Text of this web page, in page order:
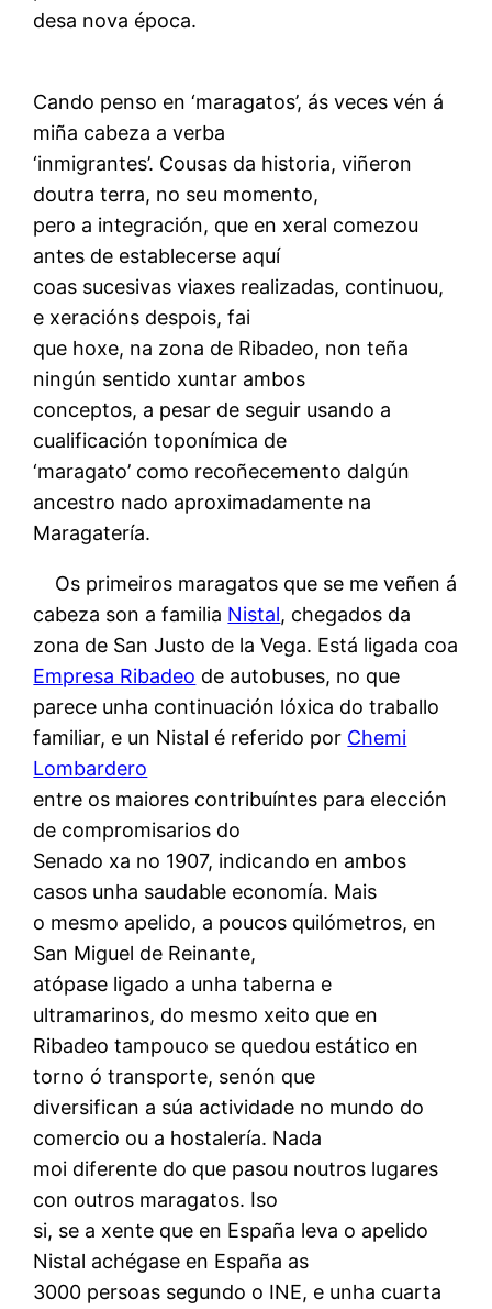
desa nova época.
Cando penso en ‘maragatos’, ás veces vén á
miña cabeza a verba
‘inmigrantes’. Cousas da historia, viñeron
doutra terra, no seu momento,
pero a integración, que en xeral comezou
antes de establecerse aquí
coas sucesivas viaxes realizadas, continuou,
e xeracións despois, fai
que hoxe, na zona de Ribadeo, non teña
ningún sentido xuntar ambos
conceptos, a pesar de seguir usando a
cualificación toponímica de
‘maragato’ como recoñecemento dalgún
ancestro nado aproximadamente na
Maragatería.
Os primeiros maragatos que se me veñen á
cabeza son a familia Nistal, chegados da
zona de San Justo de la Vega. Está ligada coa
Empresa Ribadeo de autobuses, no que
parece unha continuación lóxica do traballo
familiar, e un Nistal é referido por Chemi
Lombardero
entre os maiores contribuíntes para elección
de compromisarios do
Senado xa no 1907, indicando en ambos
casos unha saudable economía. Mais
o mesmo apelido, a poucos quilómetros, en
San Miguel de Reinante,
atópase ligado a unha taberna e
ultramarinos, do mesmo xeito que en
Ribadeo tampouco se quedou estático en
torno ó transporte, senón que
diversifican a súa actividade no mundo do
comercio ou a hostalería. Nada
moi diferente do que pasou noutros lugares
con outros maragatos. Iso
si, se a xente que en España leva o apelido
Nistal achégase en España as
3000 persoas segundo o INE, e unha cuarta